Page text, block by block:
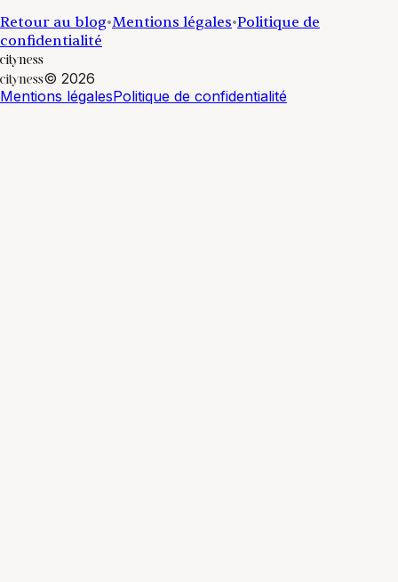
Retour au blog•Mentions légales•Politique de
confidentialité
cityness
cityness© 2026
Mentions légalesPolitique de confidentialité